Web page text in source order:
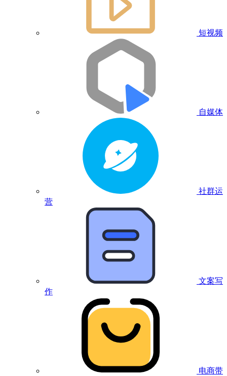
短视频
自媒体
社群运
营
文案写
作
电商带